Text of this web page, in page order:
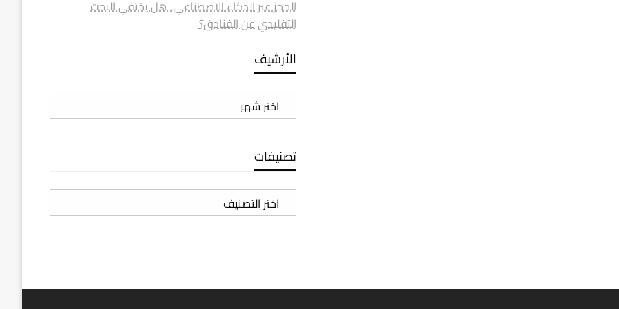
الحجز عبر الذكاء الاصطناعي.. هل يختفي البحث
التقليدي عن الفنادق؟
الأرشيف
الأرشيف
تصنيفات
تصنيفات